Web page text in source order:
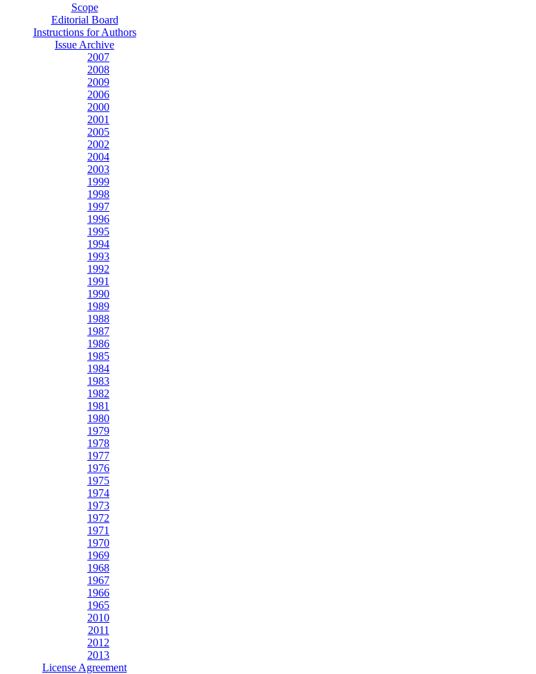
Scope
Editorial Board
Instructions for Authors
Issue Archive
2007
2008
2009
2006
2000
2001
2005
2002
2004
2003
1999
1998
1997
1996
1995
1994
1993
1992
1991
1990
1989
1988
1987
1986
1985
1984
1983
1982
1981
1980
1979
1978
1977
1976
1975
1974
1973
1972
1971
1970
1969
1968
1967
1966
1965
2010
2011
2012
2013
License Agreement